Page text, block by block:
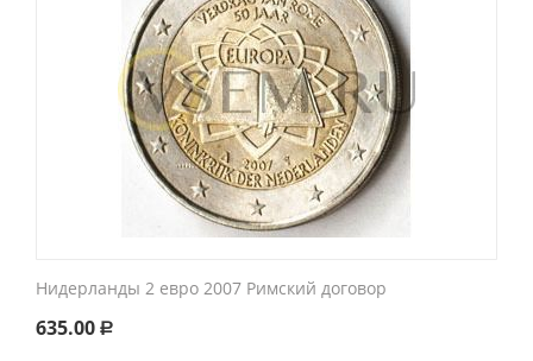
Нидерланды 2 евро 2007 Римский договор
635.00 Р